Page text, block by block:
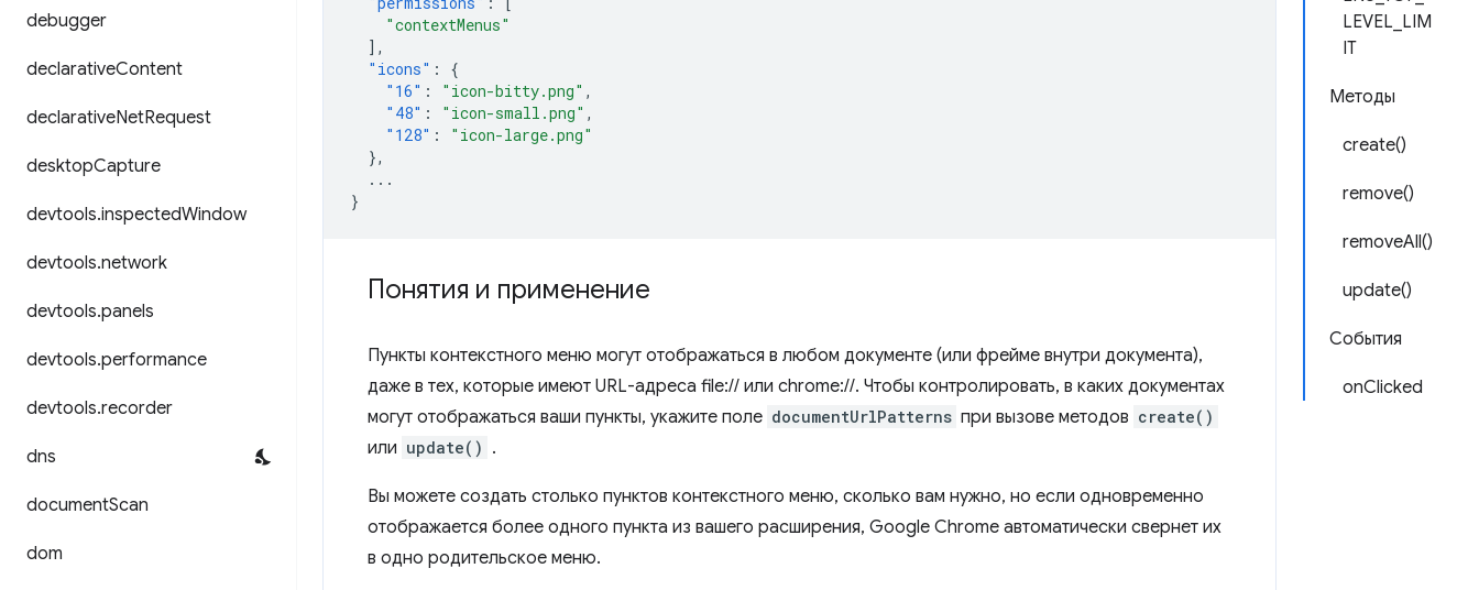
debugger
declarativeContent
declarativeNetRequest
desktopCapture
devtools.inspectedWindow
devtools.network
devtools.panels
devtools.performance
devtools.recorder
dns
documentScan
dom
LEVEL_LIM
IT
Методы
create()
remove()
removeAll()
update()
События
onClicked
"contextMenus"
],
"icons" :
{
"16" : "icon-bitty.png" ,
"48" : "icon-small.png" ,
"128" :
"icon-large.png"
},
...
}
Понятия и применение
Пункты контекстного меню могут отображаться в любом документе (или фрейме внутри документа),
даже в тех, которые имеют URL-адреса file:// или chrome://. Чтобы контролировать, в каких документах
могут отображаться ваши пункты, укажите поле documentUrlPatterns при вызове методов create()
или update() .
Вы можете создать столько пунктов контекстного меню, сколько вам нужно, но если одновременно
отображается более одного пункта из вашего расширения, Google Chrome автоматически свернет их
в одно родительское меню.